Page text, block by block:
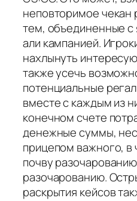
неповторимое чекан
тем, объединенные
али кампанией.
нахлынуть
также усечь
потенциальные
вместе с каждым из
конечном счете
денежные суммы,
прицепом важного, в
почву
разочарованию.
раскрытия кейсов